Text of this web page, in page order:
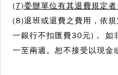
(7)委辦單位有其退費規定者
(8)退班或退費之費用，依
一銀行不扣匯費30元)， 如
一至兩週。恕不接受以現金